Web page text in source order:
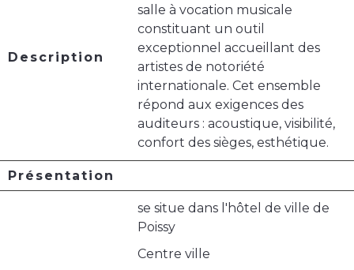
Description
salle à vocation musicale
constituant un outil
exceptionnel accueillant des
artistes de notoriété
internationale. Cet ensemble
répond aux exigences des
auditeurs : acoustique, visibilité,
confort des sièges, esthétique.
Présentation
se situe dans l'hôtel de ville de
Poissy
Centre ville